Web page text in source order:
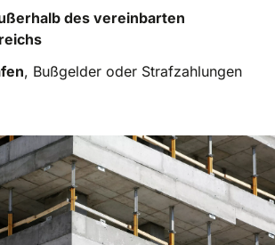
des vereinbarten
, Bußgelder oder Strafzahlungen